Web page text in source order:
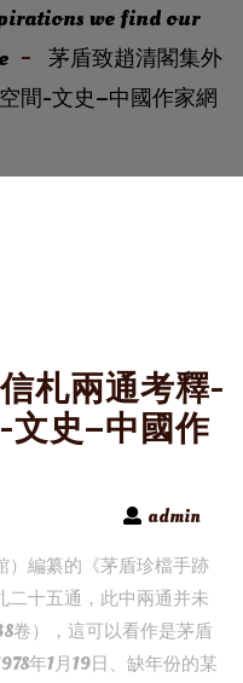
we find our
茅盾致趙清閣集外
間-文史–中國作家網
札兩通考釋-
文史–中國作
admin
）編纂的《茅盾珍檔手跡
二十五通，此中兩通并未
卷），這可以看作是茅盾
年1月19日、缺年份的某